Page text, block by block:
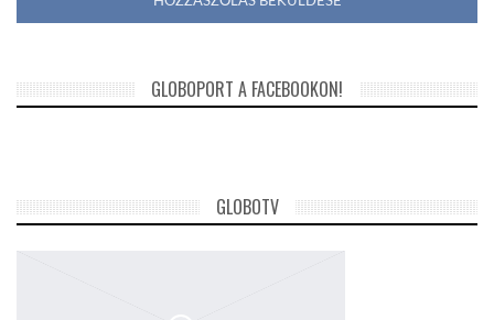
GLOBOPORT A FACEBOOKON!
GLOBOTV